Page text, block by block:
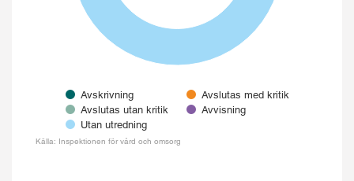
Avskrivning
Avslutas med kritik
Avslutas utan kritik
Avvisning
Utan utredning
Källa: Inspektionen för vård och omsorg